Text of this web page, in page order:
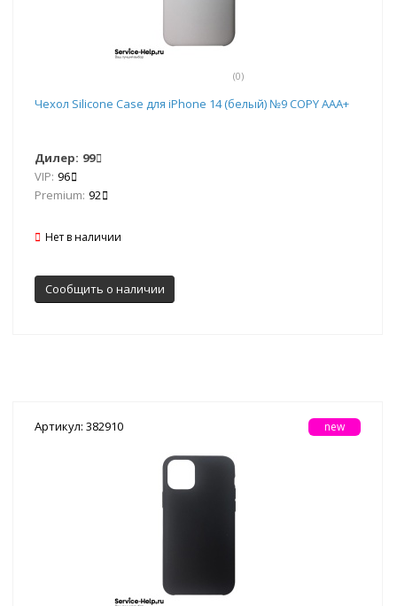
(0)
Чехол Silicone Case для iPhone 14 (белый) №9 COPY AAA+
Дилер: 99
VIP: 96
Premium: 92
Нет в наличии
Сообщить о наличии
Артикул: 382910 new